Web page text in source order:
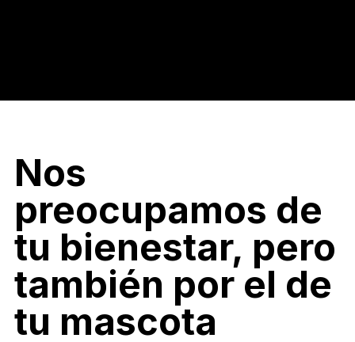
Nos
preocupamos de
tu bienestar, pero
también por el de
tu mascota